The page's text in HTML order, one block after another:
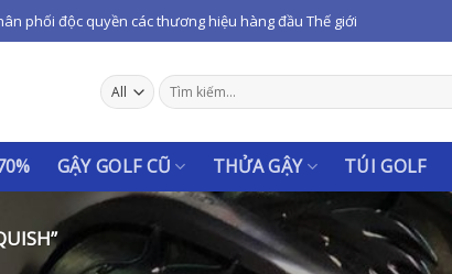
phối độc quyền các thương hiệu hàng đầu Thế giới
Tìm
kiếm:
GẬY GOLF CŨ THỬA GẬY TÚI GOLF